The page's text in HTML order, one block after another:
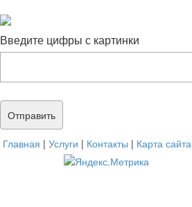
Введите цифры с картинки
Главная | Услуги | Контакты | Карта сайта